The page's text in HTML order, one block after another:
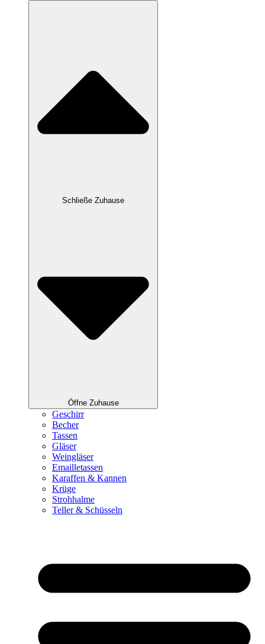
Schließe Zuhause
Öffne Zuhause
Geschirr
Becher
Tassen
Gläser
Weingläser
Emailletassen
Karaffen & Kannen
Krüge
Strohhalme
Teller & Schüsseln